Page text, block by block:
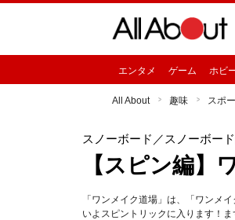
エンタメ ゲーム ホビ
All About 趣味 スポ
スノーボード ／スノーボー
【スピン編
「ワンメイク道場」は、「ワンメ
いよスピントリックに入ります！